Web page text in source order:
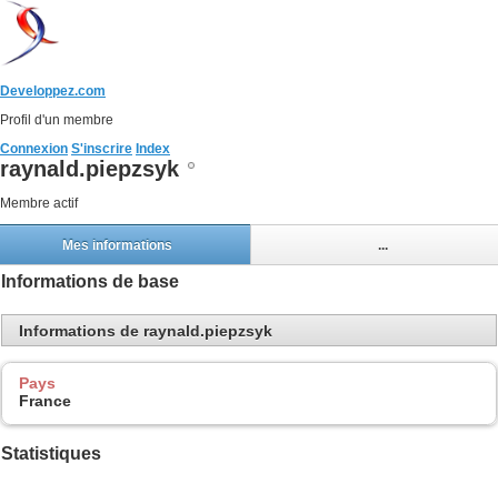
Developpez.com
Profil d'un membre
Connexion S'inscrire Index
raynald.piepzsyk
Membre actif
Mes informations ...
Informations de base
Informations de raynald.piepzsyk
Pays
France
Statistiques